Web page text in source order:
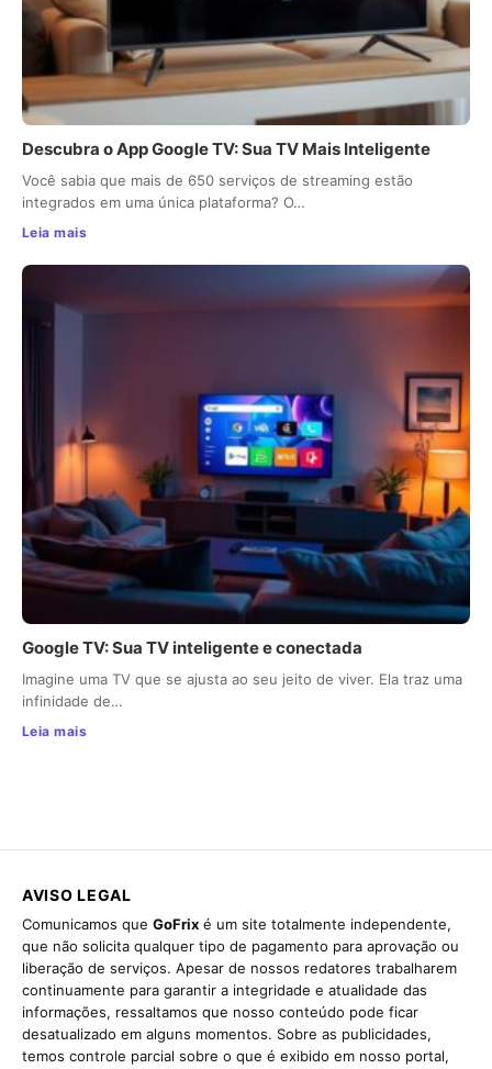
Descubra o App Google TV: Sua TV Mais Inteligente
Você sabia que mais de 650 serviços de streaming estão
integrados em uma única plataforma? O…
Leia mais
Google TV: Sua TV inteligente e conectada
Imagine uma TV que se ajusta ao seu jeito de viver. Ela traz uma
infinidade de…
Leia mais
AVISO LEGAL
Comunicamos que GoFrix é um site totalmente independente,
que não solicita qualquer tipo de pagamento para aprovação ou
liberação de serviços. Apesar de nossos redatores trabalharem
continuamente para garantir a integridade e atualidade das
informações, ressaltamos que nosso conteúdo pode ficar
desatualizado em alguns momentos. Sobre as publicidades,
temos controle parcial sobre o que é exibido em nosso portal,